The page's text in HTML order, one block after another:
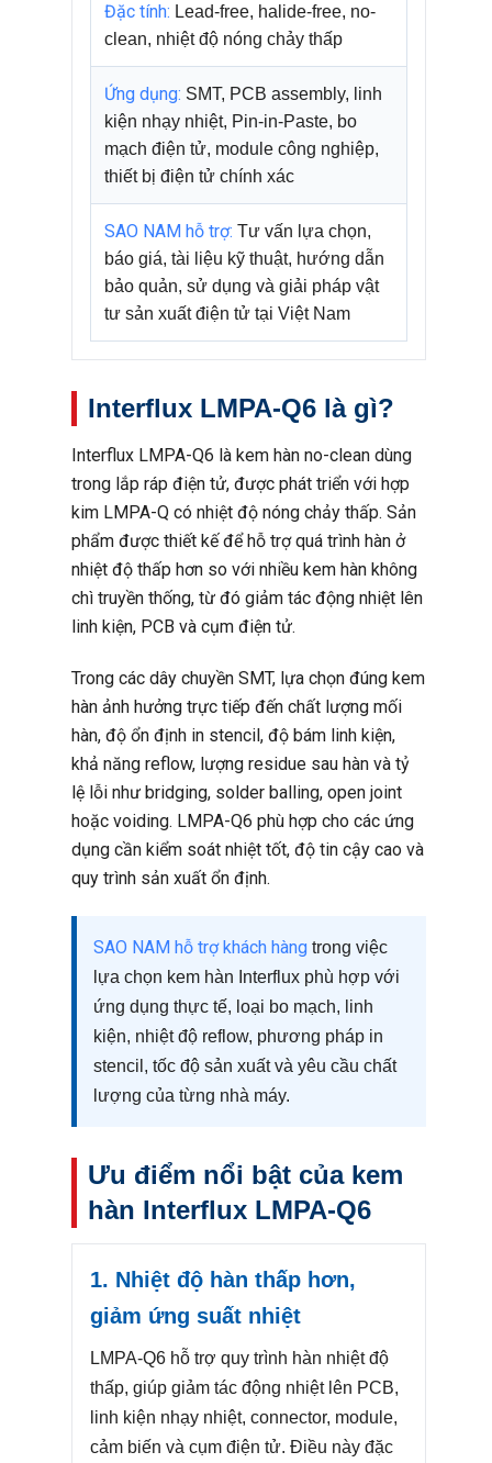
Đặc tính: Lead-free, halide-free, no-
clean, nhiệt độ nóng chảy thấp
Ứng dụng: SMT, PCB assembly, linh
kiện nhạy nhiệt, Pin-in-Paste, bo
mạch điện tử, module công nghiệp,
thiết bị điện tử chính xác
SAO NAM hỗ trợ: Tư vấn lựa chọn,
báo giá, tài liệu kỹ thuật, hướng dẫn
bảo quản, sử dụng và giải pháp vật
tư sản xuất điện tử tại Việt Nam
Interflux LMPA-Q6 là gì?
Interflux LMPA-Q6 là kem hàn no-clean dùng
trong lắp ráp điện tử, được phát triển với hợp
kim LMPA-Q có nhiệt độ nóng chảy thấp. Sản
phẩm được thiết kế để hỗ trợ quá trình hàn ở
nhiệt độ thấp hơn so với nhiều kem hàn không
chì truyền thống, từ đó giảm tác động nhiệt lên
linh kiện, PCB và cụm điện tử.
Trong các dây chuyền SMT, lựa chọn đúng kem
hàn ảnh hưởng trực tiếp đến chất lượng mối
hàn, độ ổn định in stencil, độ bám linh kiện,
khả năng reflow, lượng residue sau hàn và tỷ
lệ lỗi như bridging, solder balling, open joint
hoặc voiding. LMPA-Q6 phù hợp cho các ứng
dụng cần kiểm soát nhiệt tốt, độ tin cậy cao và
quy trình sản xuất ổn định.
SAO NAM hỗ trợ khách hàng trong việc
lựa chọn kem hàn Interflux phù hợp với
ứng dụng thực tế, loại bo mạch, linh
kiện, nhiệt độ reflow, phương pháp in
stencil, tốc độ sản xuất và yêu cầu chất
lượng của từng nhà máy.
Ưu điểm nổi bật của kem
hàn Interflux LMPA-Q6
1. Nhiệt độ hàn thấp hơn,
giảm ứng suất nhiệt
LMPA-Q6 hỗ trợ quy trình hàn nhiệt độ
thấp, giúp giảm tác động nhiệt lên PCB,
linh kiện nhạy nhiệt, connector, module,
cảm biến và cụm điện tử. Điều này đặc